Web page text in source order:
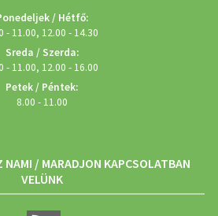
/ Hétfő:
- 11.00, 12.00 - 14.30
Sreda / Szerda:
- 11.00, 12.00 - 16.00
Petek / Péntek:
8.00 - 11.00
/ MARADJON KAPCSOLATBAN
VELÜNK